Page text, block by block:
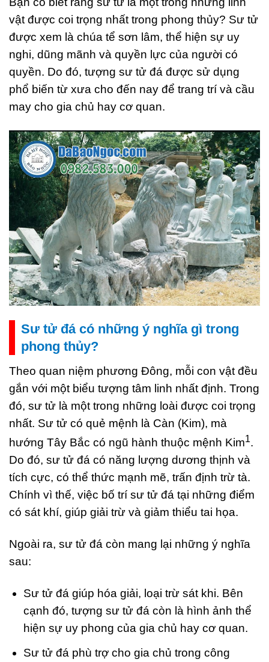
vật được coi trọng nhất trong phong thủy? Sư tử
được xem là chúa tể sơn lâm, thể hiện sự uy
nghi, dũng mãnh và quyền lực của người có
quyền. Do đó, tượng sư tử đá được sử dụng
phổ biến từ xưa cho đến nay để trang trí và cầu
may cho gia chủ hay cơ quan.
Sư tử đá có những ý nghĩa gì trong
phong thủy?
Theo quan niệm phương Đông, mỗi con vật đều
gắn với một biểu tượng tâm linh nhất định. Trong
đó, sư tử là một trong những loài được coi trọng
nhất. Sư tử có quẻ mệnh là Càn (Kim), mà
hướng Tây Bắc có ngũ hành thuộc mệnh Kim1.
Do đó, sư tử đá có năng lượng dương thịnh và
tích cực, có thể thức mạnh mẽ, trấn định trừ tà.
Chính vì thế, việc bố trí sư tử đá tại những điểm
có sát khí, giúp giải trừ và giảm thiểu tai họa.
Ngoài ra, sư tử đá còn mang lại những ý nghĩa
sau:
Sư tử đá giúp hóa giải, loại trừ sát khi. Bên
cạnh đó, tượng sư tử đá còn là hình ảnh thể
hiện sự uy phong của gia chủ hay cơ quan.
Sư tử đá phù trợ cho gia chủ trong công